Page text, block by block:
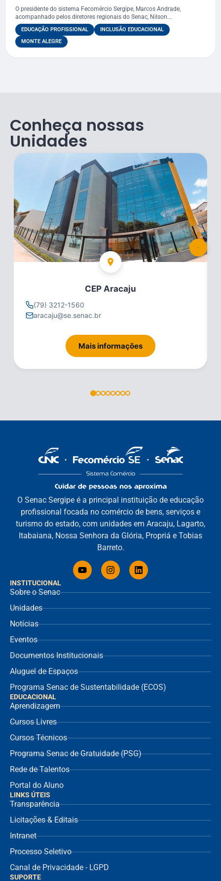
O presidente do sistema Fecomércio Sergipe, Marcos Andrade,
acompanhado pelos diretores regionais do Senac, Nilson...
EDUCAÇÃO PROFISSIONAL
INCLUSÃO EDUCACIONAL
MONTE ALEGRE
Conheça nossas
Unidades
CEP Aracaju
(79) 3212-1560
aracaju@se.senac.br
Mais informações
INSTITUCIONAL
Sobre o Senac
Unidades
Notícias
Eventos
Documentos Institucionais
Aluguel de Espaços
Programa Senac de Sustentabilidade (ECOS)
EDUCACIONAL
Aprendizagem
Cursos Livres
Cursos Técnicos
Programa Senac de Gratuidade (PSG)
Rede de Talentos
Portal do Aluno
O Senac Sergipe é a principal instituição de educação
profissional focada no comércio de bens, serviços e
turismo do estado, com unidades em Aracaju, Lagarto,
Itabaiana, Nossa Senhora da Glória, Propriá e Tobias
Barreto.
LINKS ÚTEIS
Transparência
Licitações & Editais
Intranet
Processo Seletivo
Canal de Privacidade - LGPD
SUPORTE